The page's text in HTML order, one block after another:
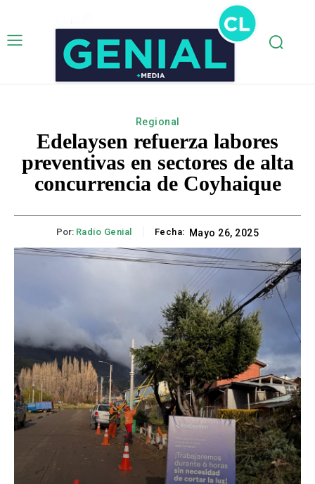
Regional
Edelaysen refuerza labores
preventivas en sectores de alta
concurrencia de Coyhaique
Por: Radio Genial Fecha: Mayo 26, 2025